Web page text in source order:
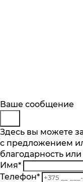
Описание
Отзывы
Основные
Количество чаш
1
Материал
Будьте в
Подпишитесь на
и узнавайте о
предложениях
Подписаться
Заказ обратного
Представьтесь
Телефон*
Комментарий
Ваше сообщение
Здесь вы можете
с предложением
благодарность
Имя*
Телефон*